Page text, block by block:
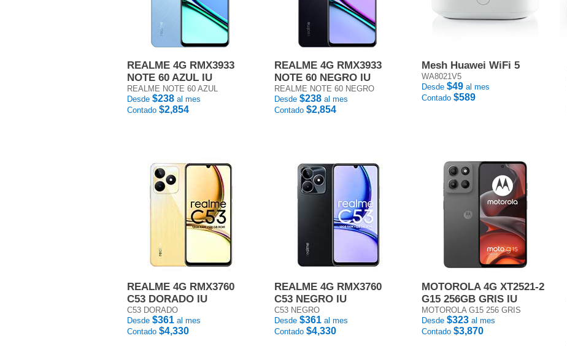
REALME 4G RMX3933
NOTE 60 AZUL IU
REALME NOTE 60 AZUL
Desde $238 al mes
Contado $2,854
REALME 4G RMX3933
NOTE 60 NEGRO IU
REALME NOTE 60 NEGRO
Desde $238 al mes
Contado $2,854
Mesh Huawei WiFi 5
WA8021V5
Desde $49 al mes
Contado $589
REALME 4G RMX3760
C53 DORADO IU
C53 DORADO
Desde $361 al mes
Contado $4,330
REALME 4G RMX3760
C53 NEGRO IU
C53 NEGRO
Desde $361 al mes
Contado $4,330
MOTOROLA 4G XT2521-2
G15 256GB GRIS IU
MOTOROLA G15 256 GRIS
Desde $323 al mes
Contado $3,870